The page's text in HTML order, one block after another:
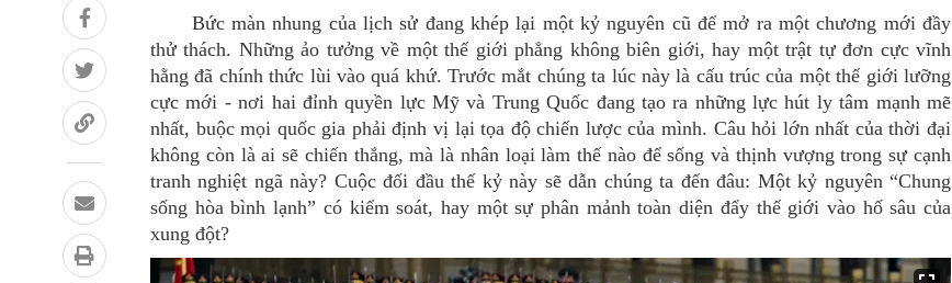
Bức màn nhung của lịch sử đang khép lại một kỷ nguyên cũ để mở ra một chương mới đầy
thử thách. Những ảo tưởng về một thế giới phẳng không biên giới, hay một trật tự đơn cực vĩnh
hằng đã chính thức lùi vào quá khứ. Trước mắt chúng ta lúc này là cấu trúc của một thế giới lưỡng
cực mới - nơi hai đỉnh quyền lực Mỹ và Trung Quốc đang tạo ra những lực hút ly tâm mạnh mẽ
nhất, buộc mọi quốc gia phải định vị lại tọa độ chiến lược của mình. Câu hỏi lớn nhất của thời đại
không còn là ai sẽ chiến thắng, mà là nhân loại làm thế nào để sống và thịnh vượng trong sự cạnh
tranh nghiệt ngã này? Cuộc đối đầu thế kỷ này sẽ dẫn chúng ta đến đâu: Một kỷ nguyên “Chung
sống hòa bình lạnh” có kiểm soát, hay một sự phân mảnh toàn diện đẩy thế giới vào hố sâu của
xung đột?